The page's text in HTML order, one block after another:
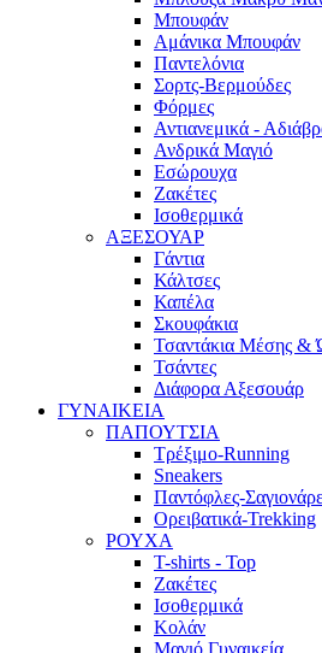
Μπουφάν
Αμάνικα Μπουφάν
Παντελόνια
Σορτς-Βερμούδες
Φόρμες
Αντιανεμικά -
Ανδρικά Μαγιό
Εσώρουχα
Ζακέτες
Ισοθερμικά
ΑΞΕΣΟΥΑΡ
Γάντια
Κάλτσες
Καπέλα
Σκουφάκια
Τσαντάκια Μέσης &
Τσάντες
Διάφορα Αξεσουάρ
ΓΥΝΑΙΚΕΙΑ
ΠΑΠΟΥΤΣΙΑ
Τρέξιμο-Running
Sneakers
Παντόφλες-
Ορειβατικά-Trekking
ΡΟΥΧΑ
T-shirts - Top
Ζακέτες
Ισοθερμικά
Κολάν